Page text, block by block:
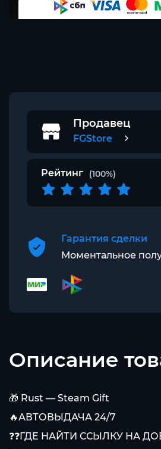
Продавец
FGStore
Рейтинг (100%)
Гарантия сделки
Моментальное
Описание
🎁 Rust — Steam Gift
🔥АВТОВЫДАЧА 24/7
❓❓ГДЕ НАЙТИ ССЫЛКУ НА